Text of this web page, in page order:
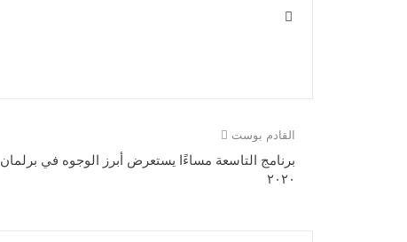
القادم بوست
برنامج التاسعة مساءًا يستعرض أبرز الوجوه في برلمان
٢٠٢٠